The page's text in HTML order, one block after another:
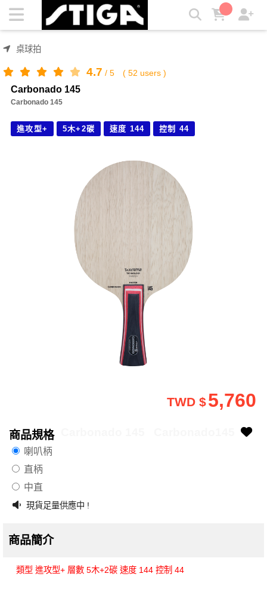
Carbonado 145 | STIGA
桌球拍
4.7 / 5 ( 52 users )
Carbonado 145
Carbonado 145
進攻型+ 5木+2碳 速度 144 控制 44
5,760
TWD $
商品規格
喇叭柄
直柄
中直
現貨足量供應中 !
商品簡介
類型 進攻型+ 層數 5木+2碳 速度 144 控制 44